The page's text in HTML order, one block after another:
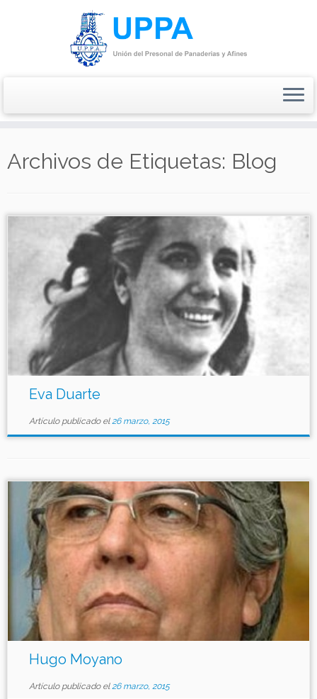
contenido
Archivos de Etiquetas: Blog
Eva Duarte
Artículo publicado el26 marzo, 2015
Hugo Moyano
Artículo publicado el26 marzo, 2015